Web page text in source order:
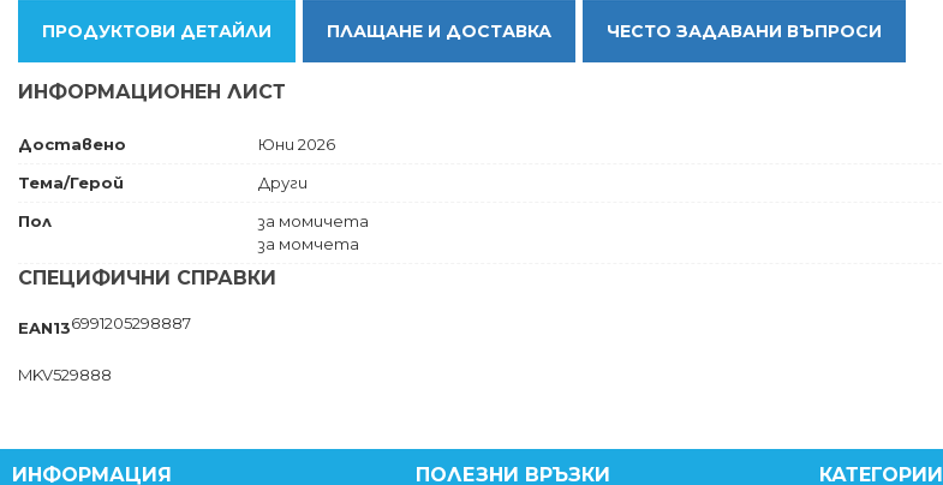
ПРОДУКТОВИ ДЕТАЙЛИ ПЛАЩАНЕ И ДОСТАВКА ЧЕСТО ЗАДАВАНИ ВЪПРОСИ
ИНФОРМАЦИОНЕН ЛИСТ
Доставено
Юни 2026
Тема/Герой
Други
Пол
за момичета
за момчета
СПЕЦИФИЧНИ СПРАВКИ
EAN136991205298887
MKV529888
ИНФОРМАЦИЯ ПОЛЕЗНИ ВРЪЗКИ КАТЕГОРИИ